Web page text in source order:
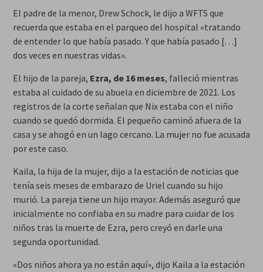
El padre de la menor, Drew Schock, le dijo a WFTS que
recuerda que estaba en el parqueo del hospital «tratando
de entender lo que había pasado. Y que había pasado […]
dos veces en nuestras vidas».
El hijo de la pareja, Ezra, de 16 meses, falleció mientras
estaba al cuidado de su abuela en diciembre de 2021. Los
registros de la corte señalan que Nix estaba con el niño
cuando se quedó dormida. El pequeño caminó afuera de la
casa y se ahogó en un lago cercano. La mujer no fue acusada
por este caso.
Kaila, la hija de la mujer, dijo a la estación de noticias que
tenía seis meses de embarazo de Uriel cuando su hijo
murió. La pareja tiene un hijo mayor. Además aseguró que
inicialmente no confiaba en su madre para cuidar de los
niños tras la muerte de Ezra, pero creyó en darle una
segunda oportunidad.
«Dos niños ahora ya no están aquí», dijo Kaila a la estación